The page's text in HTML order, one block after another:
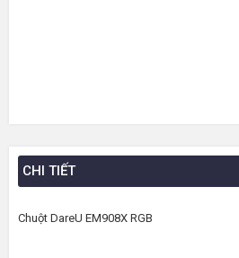
CHI TIẾT
Chuột DareU EM908X RGB